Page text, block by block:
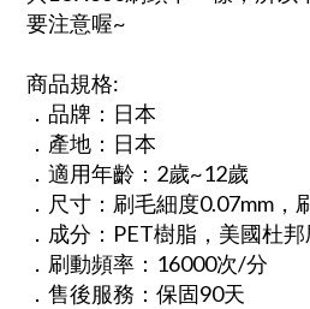
要注意喔~
商品規格:
．品牌：日本
．產地：日本
．適用年齡：2歲~12歲
．尺寸：刷毛細度0.07mm，
．成分：PET樹脂，美國杜
．刷動頻率：16000次/分
．售後服務：保固90天